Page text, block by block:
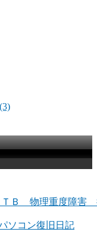
(3)
ＴＢ 物理重度障害
ソコン復旧日記